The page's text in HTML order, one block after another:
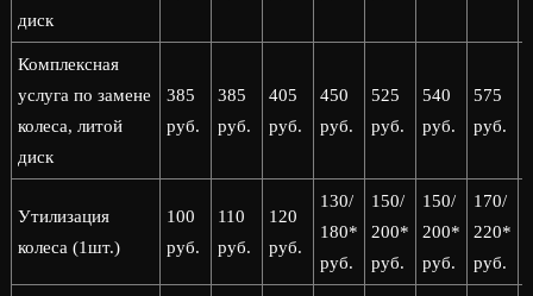
диск
Комплексная
услуга по замене
колеса, литой
диск
385
руб.
385
руб.
405
руб.
450
руб.
525
руб.
540
руб.
575
руб.
Утилизация
колеса (1шт.)
100
руб.
110
руб.
120
руб.
130/
180*
руб.
150/
200*
руб.
150/
200*
руб.
170/
220*
руб.